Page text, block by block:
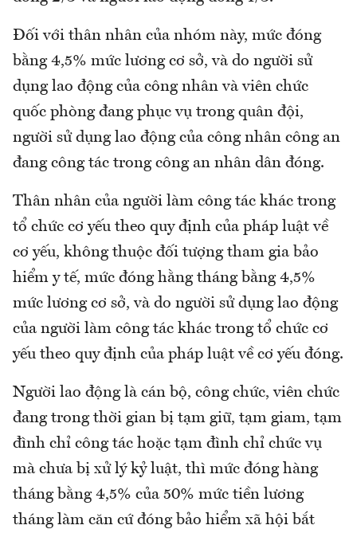
Đối với thân nhân của nhóm này, mức đóng
bằng 4,5% mức lương cơ sở, và do người sử
dụng lao động của công nhân và viên chức
quốc phòng đang phục vụ trong quân đội,
người sử dụng lao động của công nhân công an
đang công tác trong công an nhân dân đóng.
Thân nhân của người làm công tác khác trong
tổ chức cơ yếu theo quy định của pháp luật về
cơ yếu, không thuộc đối tượng tham gia bảo
hiểm y tế, mức đóng hằng tháng bằng 4,5%
mức lương cơ sở, và do người sử dụng lao động
của người làm công tác khác trong tổ chức cơ
yếu theo quy định của pháp luật về cơ yếu đóng.
Người lao động là cán bộ, công chức, viên chức
đang trong thời gian bị tạm giữ, tạm giam, tạm
đình chỉ công tác hoặc tạm đình chỉ chức vụ
mà chưa bị xử lý kỷ luật, thì mức đóng hàng
tháng bằng 4,5% của 50% mức tiền lương
tháng làm căn cứ đóng bảo hiểm xã hội bắt